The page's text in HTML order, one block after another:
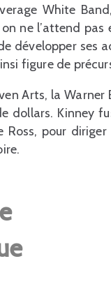
White
ne l’attend pas
développer ses
figure de
Arts, la
dollars. Kinney
pour